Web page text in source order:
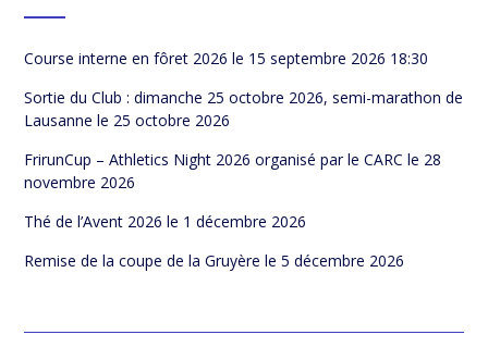
Course interne en fôret 2026 le 15 septembre 2026 18:30
Sortie du Club : dimanche 25 octobre 2026, semi-marathon de
Lausanne le 25 octobre 2026
FrirunCup – Athletics Night 2026 organisé par le CARC le 28
novembre 2026
Thé de l’Avent 2026 le 1 décembre 2026
Remise de la coupe de la Gruyère le 5 décembre 2026